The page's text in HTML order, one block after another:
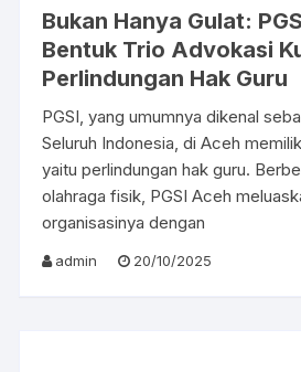
Bukan Hanya Gulat:
Bentuk Trio Advokasi
Perlindungan Hak Guru
PGSI, yang umumnya dikenal
Seluruh Indonesia, di Aceh
yaitu perlindungan hak guru.
olahraga fisik, PGSI Aceh
organisasinya dengan
admin 20/10/2025